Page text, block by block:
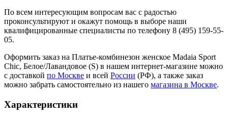
По всем интересующим вопросам вас с радостью
проконсультируют и окажут помощь в выборе наши
квалифицированные специалисты по телефону 8 (495) 159-55-
05.
Оформить заказ на Платье-комбинезон женское Madaia Sport
Chic, Белое/Лавандовое (S) в нашем интернет-магазине можно
с доставкой по Москве и всей России (РФ), а также заказ
можно забрать самостоятельно из нашего магазина в Москве.
Характеристики